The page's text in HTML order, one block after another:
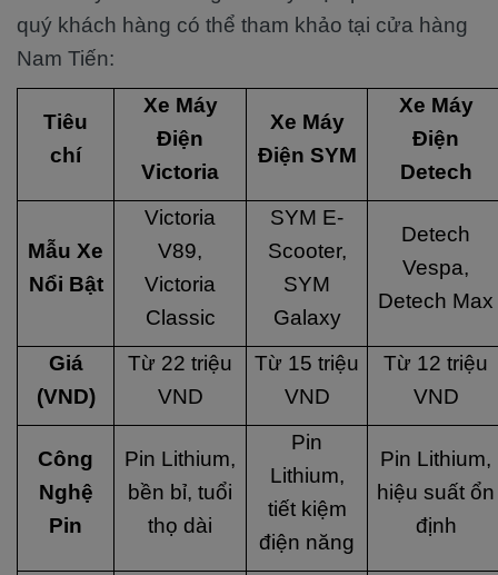
quý khách hàng có thể tham khảo tại cửa hàng
Nam Tiến:
Tiêu
chí
Xe Máy
Điện
Victoria
Xe Máy
Điện SYM
Xe Máy
Điện
Detech
Mẫu Xe
Nổi Bật
Victoria
V89,
Victoria
Classic
SYM E-
Scooter,
SYM
Galaxy
Detech
Vespa,
Detech Max
Giá
(VND)
Từ 22 triệu
VND
Từ 15 triệu
VND
Từ 12 triệu
VND
Công
Nghệ
Pin
Pin Lithium,
bền bỉ, tuổi
thọ dài
Pin
Lithium,
tiết kiệm
điện năng
Pin Lithium,
hiệu suất ổn
định